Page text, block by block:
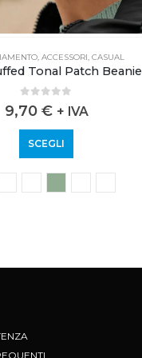
, ACCESSORI, CASUAL
Tonal Patch Beanie
9,70 € + IVA
SCEGLI